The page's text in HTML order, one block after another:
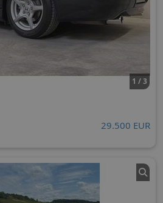
1 / 3
29.500 EUR